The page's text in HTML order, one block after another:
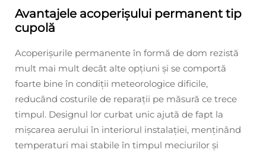
Avantajele acoperișului permanent tip
cupolă
Acoperișurile permanente în formă de dom rezistă
mult mai mult decât alte opțiuni și se comportă
foarte bine în condiții meteorologice dificile,
reducând costurile de reparații pe măsură ce trece
timpul. Designul lor curbat unic ajută de fapt la
mișcarea aerului în interiorul instalației, menținând
temperaturi mai stabile în timpul meciurilor și